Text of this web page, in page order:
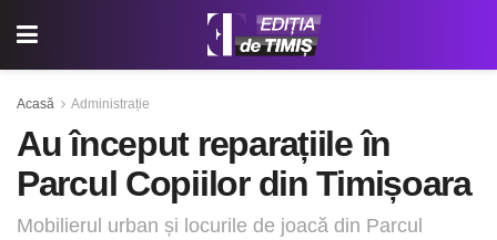
Acasă Administrație
Au început reparațiile în
Parcul Copiilor din Timișoara
Mobilierul urban și locurile de joacă din Parcul